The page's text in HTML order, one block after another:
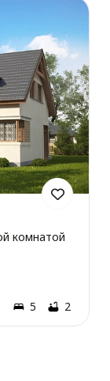
комнатой
5 2